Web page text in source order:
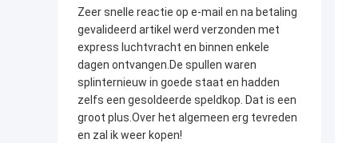
Zeer snelle reactie op e-mail en na betaling
gevalideerd artikel werd verzonden met
express luchtvracht en binnen enkele
dagen ontvangen.De spullen waren
splinternieuw in goede staat en hadden
zelfs een gesoldeerde speldkop. Dat is een
groot plus.Over het algemeen erg tevreden
en zal ik weer kopen!